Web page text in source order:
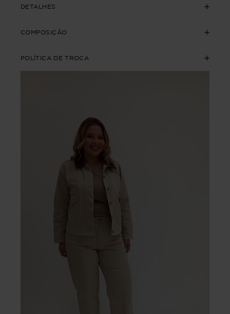
DETALHES
COMPOSIÇÃO
POLÍTICA DE TROCA